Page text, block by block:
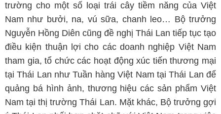
trường cho một số loại trái cây tiềm năng của Việt
Nam như bưởi, na, vú sữa, chanh leo… Bộ trưởng
Nguyễn Hồng Diên cũng đề nghị Thái Lan tiếp tục tạo
điều kiện thuận lợi cho các doanh nghiệp Việt Nam
tham gia, tổ chức các hoạt động xúc tiến thương mại
tại Thái Lan như Tuần hàng Việt Nam tại Thái Lan để
quảng bá hình ảnh, thương hiệu các sản phẩm Việt
Nam tại thị trường Thái Lan. Mặt khác, Bộ trưởng gợi